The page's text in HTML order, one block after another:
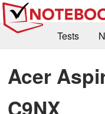
Tests
Kaufberatung
Deals
Acer
C9NX